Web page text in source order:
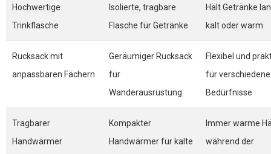
Hochwertige
Trinkflasche
Isolierte, tragbare
Flasche für Getränke
Hält Getränke
kalt oder warm
Rucksack mit
anpassbaren Fächern
Geräumiger Rucksack
für
Wanderausrüstung
Flexibel und
für verschiedene
Bedürfnisse
Tragbarer
Handwärmer
Kompakter
Handwärmer für kalte
Immer warme
während der